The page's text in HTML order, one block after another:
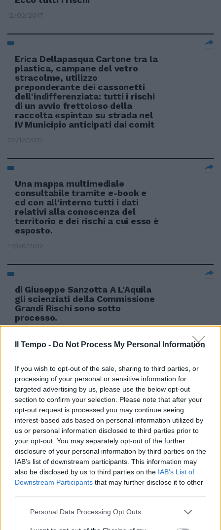
Il Tempo - Do Not Process My Personal Information
If you wish to opt-out of the sale, sharing to third parties, or
processing of your personal or sensitive information for
targeted advertising by us, please use the below opt-out
section to confirm your selection. Please note that after your
opt-out request is processed you may continue seeing
interest-based ads based on personal information utilized by
us or personal information disclosed to third parties prior to
your opt-out. You may separately opt-out of the further
disclosure of your personal information by third parties on the
IAB’s list of downstream participants. This information may
also be disclosed by us to third parties on the IAB’s List of
Downstream Participants that may further disclose it to other
Personal Data Processing Opt Outs
12/02/2017
Erica Dellapasqua Cartone tra la
plastica, campane del vetro
stracolme, utilizzo
preponderante dei cassonetti
dell'indifferenziata: tutti i rischi
di un avvio frettoloso della
raccolta «spinta» su strada nel
IV Municipio anticipati dai comit
02/12/2012
Una mappa multimediale
consultabile tramite e-book e
cd con all'interno tutti i dati
relativi alla conoscenza del
territorio e dei rischi a cui esso è
esposto.
17/06/2012
di Giuseppe Sanzotta A L'Aquila
gli scienziati della Commissione
Grandi Rischi sono sotto
processo.
I rischi del debito Spada di
Damocle sullo sviluppo
27/05/2012
Fed al lavoro per ridurre i rischi
di un nuovo crac
31/12/2011
Napolitano: Italia esposta a